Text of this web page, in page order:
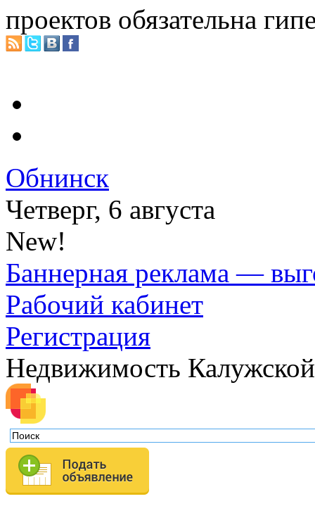
проектов обязательна
Обнинск
Четверг, 6 августа
New!
Баннерная реклама —
Рабочий кабинет
Регистрация
Недвижимость